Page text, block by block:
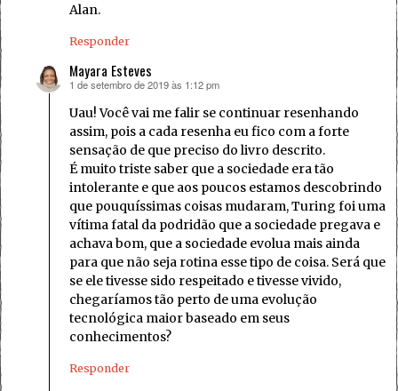
Alan.
Responder
Mayara Esteves
disse:
1 de setembro de 2019 às 1:12 pm
Uau! Você vai me falir se continuar resenhando
assim, pois a cada resenha eu fico com a forte
sensação de que preciso do livro descrito.
É muito triste saber que a sociedade era tão
intolerante e que aos poucos estamos descobrindo
que pouquíssimas coisas mudaram, Turing foi uma
vítima fatal da podridão que a sociedade pregava e
achava bom, que a sociedade evolua mais ainda
para que não seja rotina esse tipo de coisa. Será que
se ele tivesse sido respeitado e tivesse vivido,
chegaríamos tão perto de uma evolução
tecnológica maior baseado em seus
conhecimentos?
Responder